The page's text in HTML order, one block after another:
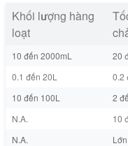
Khối lượng hàng
loạt
10 đến 2000mL 20
0.1 đến 20L
0.2
10 đến 100L
2
N.A.
10
N.A.
Lớn